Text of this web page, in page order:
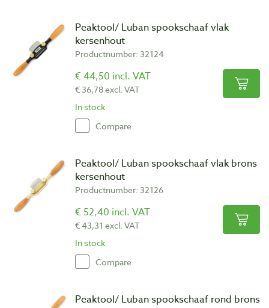
Peaktool/ Luban spookschaaf vlak
kersenhout
Productnumber: 32124
€ 44,50 incl. VAT
€ 36,78 excl. VAT
In stock
Compare
Peaktool/ Luban spookschaaf vlak brons
kersenhout
Productnumber: 32126
€ 52,40 incl. VAT
€ 43,31 excl. VAT
In stock
Compare
Peaktool/ Luban spookschaaf rond brons